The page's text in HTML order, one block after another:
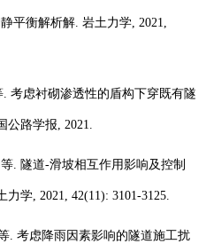
平衡解析解. 岩土力学, 2021,
. 考虑衬砌渗透性的盾构下穿既有隧
公路学报, 2021.
等. 隧道-滑坡相互作用影响及控制
力学, 2021, 42(11): 3101-3125.
. 考虑降雨因素影响的隧道施工扰